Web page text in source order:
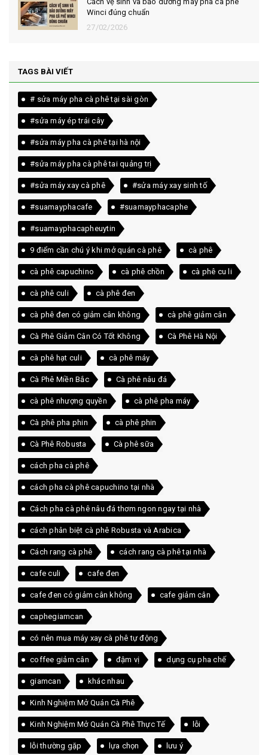
Winci đúng chuẩn
27/02/2026
TAGS BÀI VIẾT
# sửa máy pha cà phê tại sài gòn
#sửa máy ép trái cây
#sửa máy pha cà phê tại hà nội
#sửa máy pha cà phê tai quảng trị
#sửa máy xay cà phê #sửa máy xay sinh tố
#suamayphacafe #suamayphacaphe
#suamayphacapheuytin
9 điểm cần chú ý khi mở quán cà phê cà phê
cà phê capuchino cà phê chồn cà phê cu li
cà phê culi cà phê đen
cà phê đen có giảm cân không cà phê giảm cân
Cà Phê Giảm Cân Có Tốt Không Cà Phê Hà Nội
cà phê hạt culi cà phê máy
Cà Phê Miền Bắc Cà phê nâu đá
cà phê nhượng quyền cà phê pha máy
Cà phê pha phin cà phê phin
Cà Phê Robusta Cà phê sữa
cách pha cà phê
cách pha cà phê capuchino tại nhà
Cách pha cà phê nâu đá thơm ngon ngay tại nhà
cách phân biệt cà phê Robusta và Arabica
Cách rang cà phê cách rang cà phê tại nhà
cafe culi cafe đen
cafe đen có giảm cân không cafe giảm cân
caphegiamcan
có nên mua máy xay cà phê tự động
coffee giảm cân đậm vị dụng cụ pha chế
giamcan khác nhau
Kinh Nghiệm Mở Quán Cà Phê
Kinh Nghiệm Mở Quán Cà Phê Thực Tế lỗi
lỗi thường gặp lựa chọn lưu ý